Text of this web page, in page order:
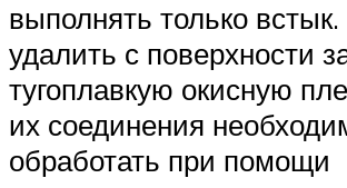
выполнять только
удалить с поверхности
тугоплавкую окисную
их соединения
обработать при помощи